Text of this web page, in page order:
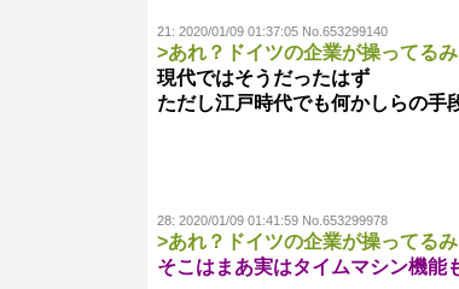
21: 2020/01/09 01:37:05 No.653299140
>あれ？ドイツの企業が操ってる
現代ではそうだったはず
ただし江戸時代でも何かしらの手
28: 2020/01/09 01:41:59 No.653299978
>あれ？ドイツの企業が操ってる
そこはまあ実はタイムマシン機